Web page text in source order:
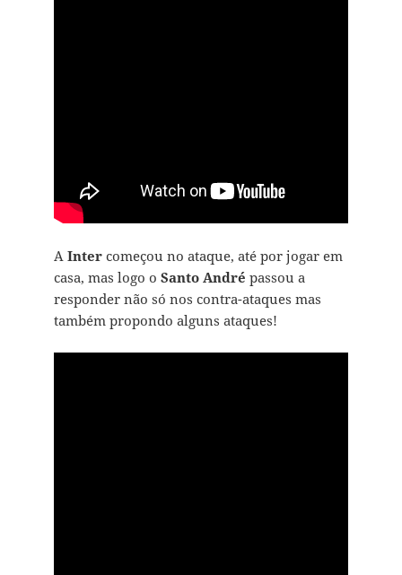
A Intercomeçou no ataque, até por jogar em
casa, mas logo o Santo André passou a
responder não só nos contra-ataques mas
também propondo alguns ataques!